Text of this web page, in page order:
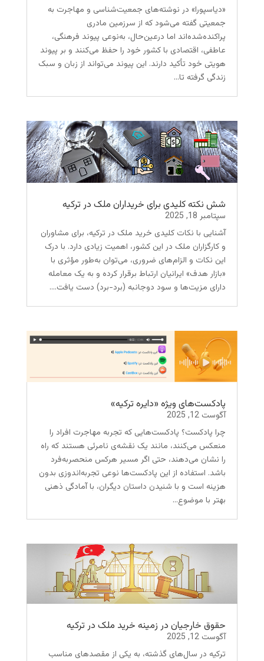
«دیاسپورا» در نوشته‌های جمعیت‌شناسی و مهاجرت به
جمعیتی گفته می‌شود که از سرزمین مادری
پراکنده‌شده‌اند اما درعین‌حال، به‌نوعی پیوند فرهنگی،
عاطفی، اقتصادی با کشور خود را حفظ می‌کنند و بر پیوند
هویتی خود تأکید دارند. این پیوند می‌تواند از زبان و سبک
زندگی گرفته تا...
شش نکته کلیدی برای خریداران ملک در ترکیه
سپتامبر 18, 2025
آشنایی با نکات کلیدی خرید ملک در ترکیه، برای مشاوران
و کارگزاران ملک در این کشور، اهمیت زیادی دارد. با درک
این نکات و الزام‌های ضروری، می‌توان به‌طور مؤثری با
«بازار هدف» ایرانیان ارتباط برقرار کرده و به یک معامله
دارای مزیت‌ها و سود دوجانبه (برد-برد) دست یافت....
پادکست‌های ویژه «دایره ترکیه»
آگوست 12, 2025
چرا پادکست؟ پادکست‌هایی که تجربه مهاجرت افراد را
منعکس می‌کنند، مانند یک نقشه‌ی نامرئی هستند که راه
را نشان می‌دهند، حتی اگر مسیر هرکس منحصربه‌فرد
باشد. استفاده از این پادکست‌ها نوعی تجربه‌اندوزی بدون
هزینه است و با شنیدن داستان دیگران، با آمادگی ذهنی
بهتر با موضوع...
حقوق خارجیان در زمینه خرید ملک در ترکیه
آگوست 12, 2025
ترکیه در سال‌های گذشته، به یکی از مقصدهای مناسب